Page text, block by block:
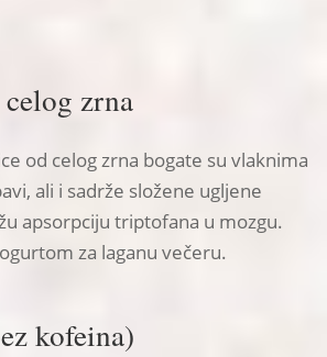
zrna
od celog zrna bogate su vlaknima
ali i sadrže složene ugljene
apsorpciju triptofana u mozgu.
za laganu večeru.
kofeina)